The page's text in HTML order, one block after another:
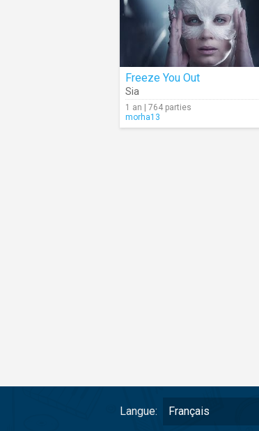
Freeze You Out
Sia
1 an | 764 parties
morha13
Langue: Français